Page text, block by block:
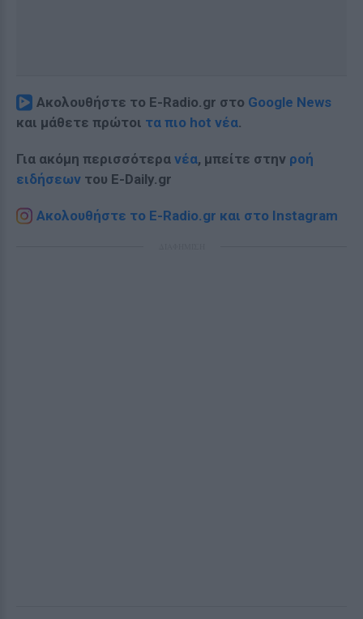
Ακολουθήστε το E-Radio.gr στο Google News
και μάθετε πρώτοι τα πιο hot νέα.
Για ακόμη περισσότερα νέα, μπείτε στην ροή
ειδήσεων του E-Daily.gr
Ακολουθήστε το E-Radio.gr και στο Instagram